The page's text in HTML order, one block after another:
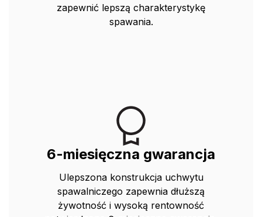
zapewnić lepszą charakterystykę
spawania.
6-miesięczna gwarancja
Ulepszona konstrukcja uchwytu
spawalniczego zapewnia dłuższą
żywotność i wysoką rentowność